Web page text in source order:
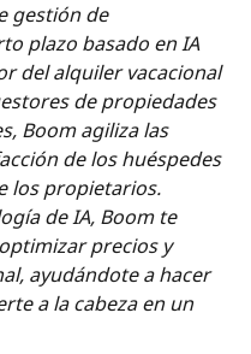
gestión de
plazo basado en IA
del alquiler vacacional
de propiedades
Boom agiliza las
de los huéspedes
los propietarios.
de IA, Boom te
precios y
ayudándote a hacer
a la cabeza en un